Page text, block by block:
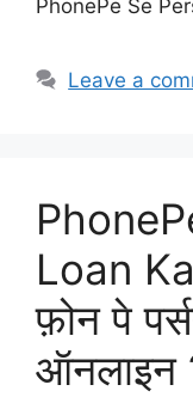
PhonePe Se
Leave a
Loan
फ़ोन पे
ऑनलाइन